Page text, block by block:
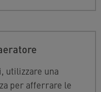
utilizzare una
per afferrare le